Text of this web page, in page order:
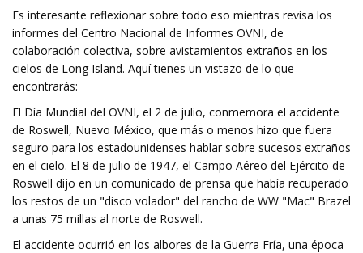
Es interesante reflexionar sobre todo eso mientras revisa los
informes del Centro Nacional de Informes OVNI, de
colaboración colectiva, sobre avistamientos extraños en los
cielos de Long Island. Aquí tienes un vistazo de lo que
encontrarás:
El Día Mundial del OVNI, el 2 de julio, conmemora el accidente
de Roswell, Nuevo México, que más o menos hizo que fuera
seguro para los estadounidenses hablar sobre sucesos extraños
en el cielo. El 8 de julio de 1947, el Campo Aéreo del Ejército de
Roswell dijo en un comunicado de prensa que había recuperado
los restos de un "disco volador" del rancho de WW "Mac" Brazel
a unas 75 millas al norte de Roswell.
El accidente ocurrió en los albores de la Guerra Fría, una época